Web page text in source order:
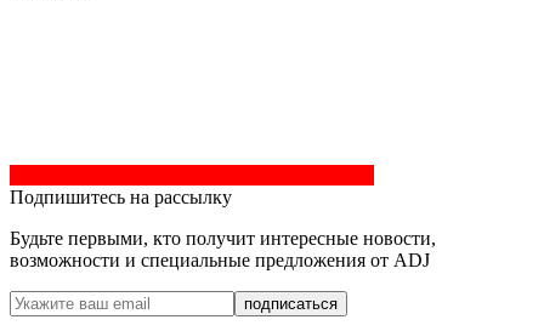
Подпишитесь на рассылку
Будьте первыми, кто получит интересные новости,
возможности и специальные предложения от ADJ
подписаться